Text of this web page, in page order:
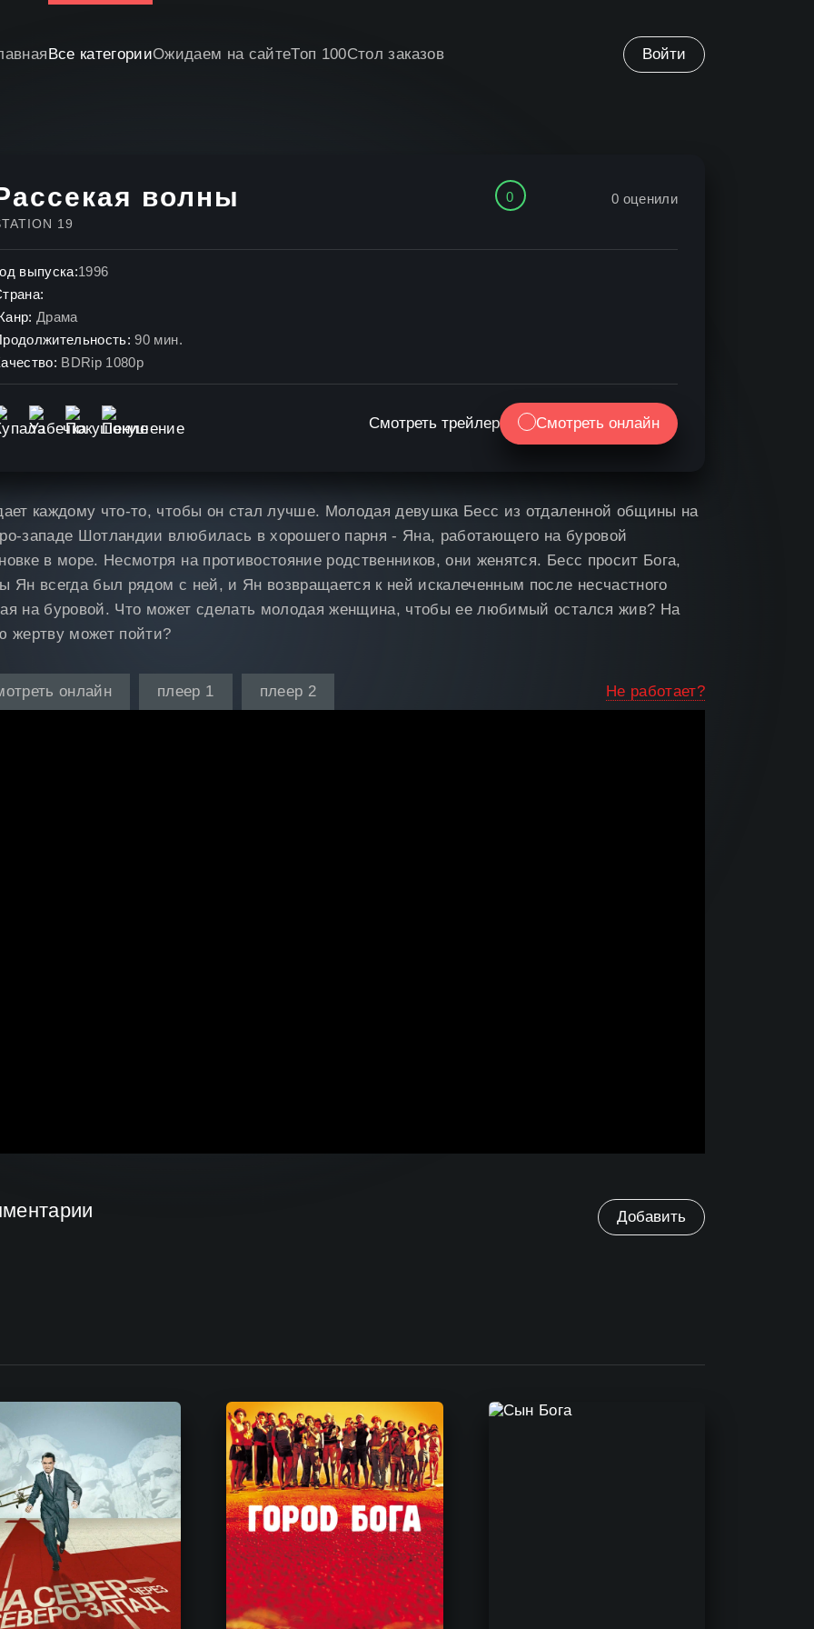
Все категорииОжидаем на сайтеТоп 100Стол заказов Войти
волны 0 0 оценили
19
выпуска:1996
Драма
90 мин.
BDRip 1080p
Смотреть трейлер Смотреть онлайн
каждому что-то, чтобы он стал лучше. Молодая девушка Бесс из отдаленной общины на
западе Шотландии влюбилась в хорошего парня - Яна, работающего на буровой
в море. Несмотря на противостояние родственников, они женятся. Бесс просит Бога,
Ян всегда был рядом с ней, и Ян возвращается к ней искалеченным после несчастного
на буровой. Что может сделать молодая женщина, чтобы ее любимый остался жив? На
жертву может пойти?
онлайн плеер 1 плеер 2 Не работает?
Добавить